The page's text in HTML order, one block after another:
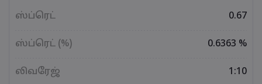
US-EU Relations: Russia Sanctions Unite
Emma Rose
BOJ Warns of Japan Stock Market
ஸ்ப்ரெட் 0.67
ஸ்ப்ரெட் (%) 0.6363 %
லிவரேஜ் 1:10